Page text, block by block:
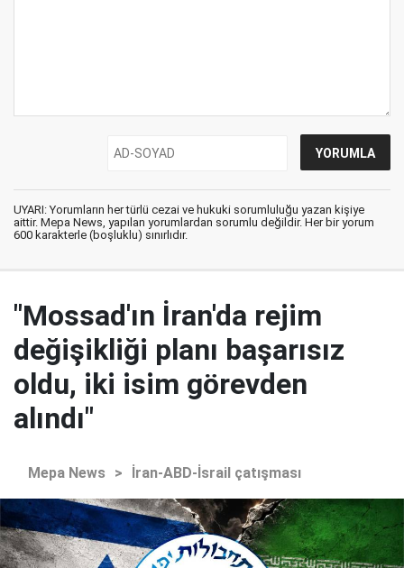
UYARI: Yorumların her türlü cezai ve hukuki sorumluluğu yazan kişiye
aittir. Mepa News, yapılan yorumlardan sorumlu değildir. Her bir yorum
600 karakterle (boşluklu) sınırlıdır.
"Mossad'ın İran'da rejim
değişikliği planı başarısız
oldu, iki isim görevden
alındı"
Mepa News > İran-ABD-İsrail çatışması